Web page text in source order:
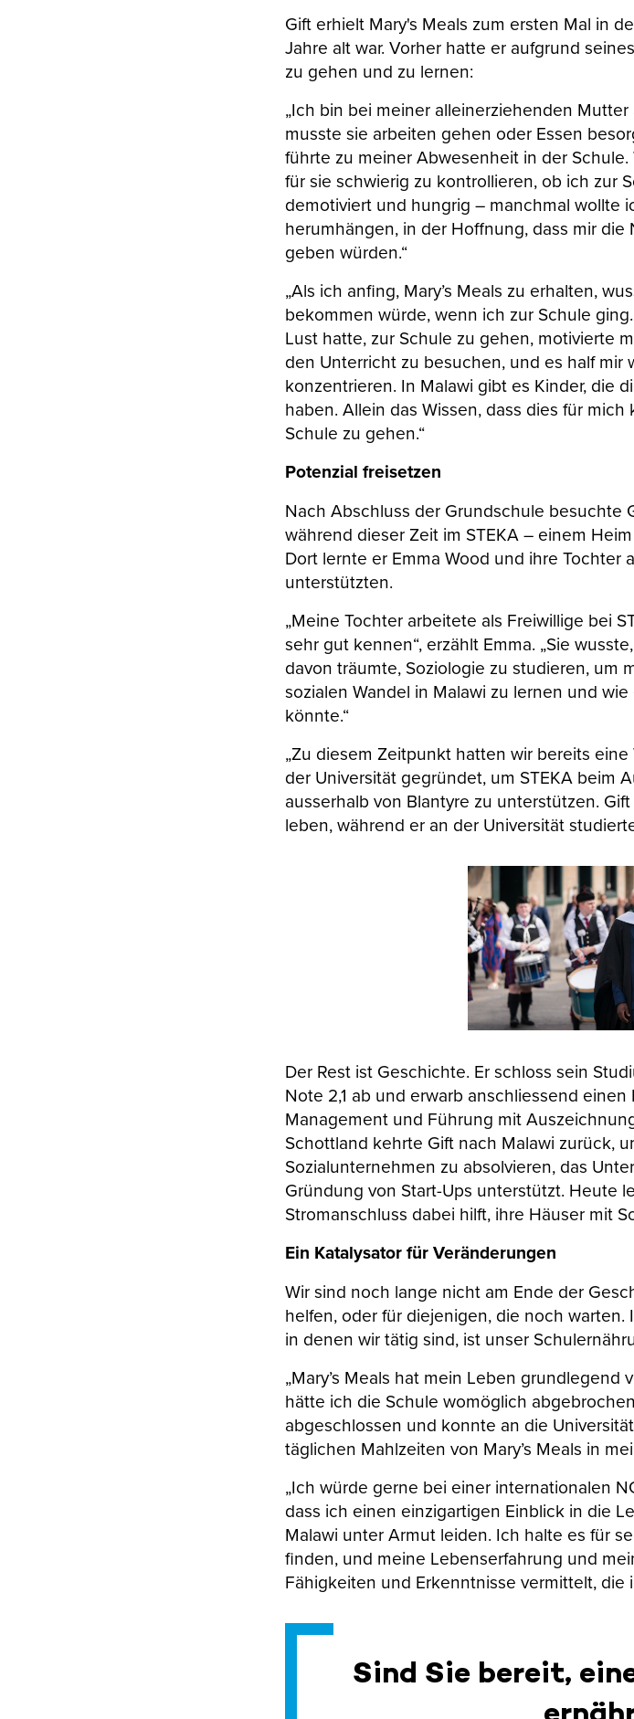
Gift erhielt Mary's Meals zum ersten Mal in
Jahre alt war. Vorher hatte er aufgrund
zu gehen und zu lernen:
„Ich bin bei meiner alleinerziehenden Mutter
musste sie arbeiten gehen oder Essen
führte zu meiner Abwesenheit in der
für sie schwierig zu kontrollieren, ob ich zur
demotiviert und hungrig – manchmal wollte
herumhängen, in der Hoffnung, dass mir
geben würden.“
„Als ich anfing, Mary’s Meals zu erhalten,
bekommen würde, wenn ich zur Schule
Lust hatte, zur Schule zu gehen, motivierte
den Unterricht zu besuchen, und es half mir
konzentrieren. In Malawi gibt es Kinder, die
haben. Allein das Wissen, dass dies für
Schule zu gehen.“
Potenzial freisetzen
Nach Abschluss der Grundschule besuchte
während dieser Zeit im STEKA – einem
Dort lernte er Emma Wood und ihre Tochter
unterstützten.
„Meine Tochter arbeitete als Freiwillige bei
sehr gut kennen“, erzählt Emma. „Sie
davon träumte, Soziologie zu studieren, um
sozialen Wandel in Malawi zu lernen und
könnte.“
„Zu diesem Zeitpunkt hatten wir bereits
der Universität gegründet, um STEKA beim
ausserhalb von Blantyre zu unterstützen.
leben, während er an der Universität
Der Rest ist Geschichte. Er schloss sein
Note 2,1 ab und erwarb anschliessend
Management und Führung mit
Schottland kehrte Gift nach Malawi zurück,
Sozialunternehmen zu absolvieren, das
Gründung von Start-Ups unterstützt. Heute
Stromanschluss dabei hilft, ihre Häuser mit
Ein Katalysator für Veränderungen
Wir sind noch lange nicht am Ende der
helfen, oder für diejenigen, die noch
in denen wir tätig sind, ist unser
„Mary’s Meals hat mein Leben grundlegend
hätte ich die Schule womöglich
abgeschlossen und konnte an die
täglichen Mahlzeiten von Mary’s Meals in
„Ich würde gerne bei einer internationalen
dass ich einen einzigartigen Einblick in die
Malawi unter Armut leiden. Ich halte es für
finden, und meine Lebenserfahrung und
Fähigkeiten und Erkenntnisse vermittelt, die
Sind Sie bereit,